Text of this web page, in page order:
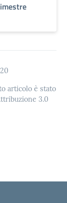
articolo è stato
3.0